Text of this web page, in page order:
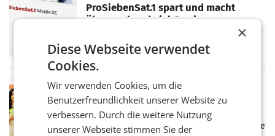
ProSiebenSat.1 spart und macht
überraschend viel Gewinn
UNTERFÖHRING/MAILAND/AMSTERDAM. Der
Frühjahr dank Kostensenkungen operativ
wieder Gewinn gemacht und die
Markterwartung deutlich übertroffen.
RETAIL
Eine Bühne für Zirkularität: ARA und
Müller informieren am POS über
Kreislauffähigkeit
Über den gesamten August hinweg rücken die
×
Diese Webseite verwendet
Cookies.
Wir verwenden Cookies, um die
Benutzerfreundlichkeit unserer Website zu
verbessern. Durch die weitere Nutzung
unserer Webseite stimmen Sie der